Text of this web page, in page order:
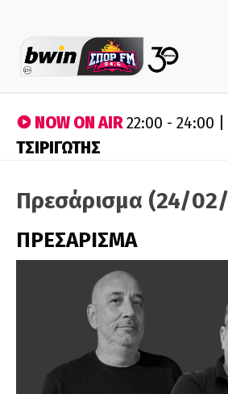
NOW ON AIR22:00 - 24:00 |
ΤΣΙΡΙΓΩΤΗΣ
Πρεσάρισμα (24/
ΠΡΕΣΑΡΙΣΜΑ